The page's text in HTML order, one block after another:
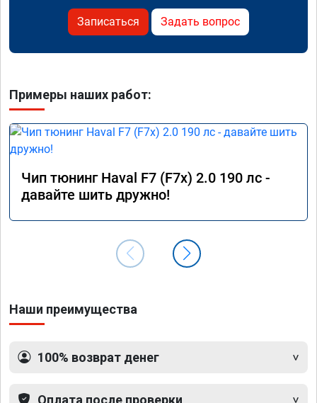
Записаться Задать вопрос
Примеры наших работ:
Чип тюнинг Haval F7 (F7x) 2.0 190 лс -
давайте шить дружно!
Наши преимущества
100% возврат денег
Оплата после проверки